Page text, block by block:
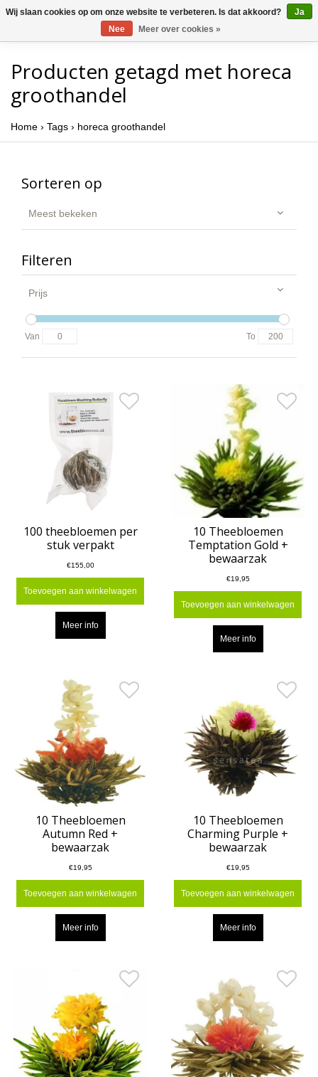
Producten getagd met horeca
groothandel
Home › Tags › horeca groothandel
Sorteren op
Meest bekeken
Filteren
Prijs
Van To
100 theebloemen per
stuk verpakt
€155,00
Toevoegen aan winkelwagen
Meer info
10 Theebloemen
Temptation Gold +
bewaarzak
€19,95
Toevoegen aan winkelwagen
Meer info
10 Theebloemen
Autumn Red +
bewaarzak
€19,95
Toevoegen aan winkelwagen
Meer info
10 Theebloemen
Charming Purple +
bewaarzak
€19,95
Toevoegen aan winkelwagen
Meer info
Wij slaan cookies op om onze website te verbeteren. Is dat akkoord?
Ja
Nee
Meer over cookies »